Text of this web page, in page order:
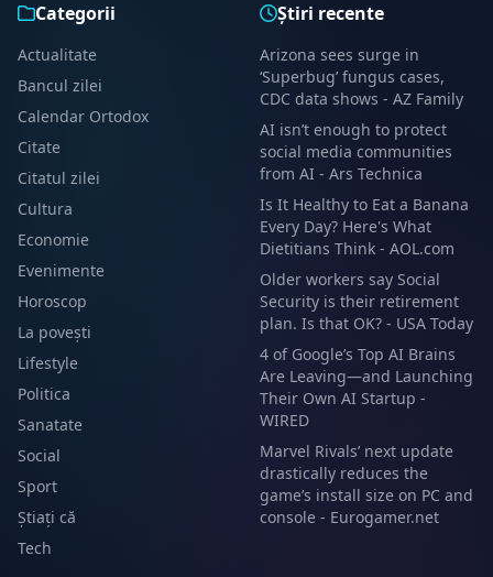
Categorii
Actualitate
Bancul zilei
Calendar Ortodox
Citate
Citatul zilei
Cultura
Economie
Evenimente
Horoscop
La povești
Lifestyle
Politica
Sanatate
Social
Sport
Știați că
Tech
Știri recente
Arizona sees surge in
‘Superbug’ fungus cases,
CDC data shows - AZ Family
AI isn’t enough to protect
social media communities
from AI - Ars Technica
Is It Healthy to Eat a Banana
Every Day? Here's What
Dietitians Think - AOL.com
Older workers say Social
Security is their retirement
plan. Is that OK? - USA Today
4 of Google’s Top AI Brains
Are Leaving—and Launching
Their Own AI Startup -
WIRED
Marvel Rivals’ next update
drastically reduces the
game’s install size on PC and
console - Eurogamer.net